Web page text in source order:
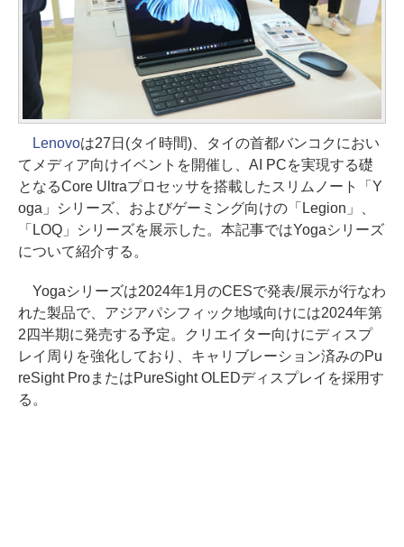
Lenovoは27日(タイ時間)、タイの首都バンコクにおい
てメディア向けイベントを開催し、AI PCを実現する礎
となるCore Ultraプロセッサを搭載したスリムノート「Y
oga」シリーズ、およびゲーミング向けの「Legion」、
「LOQ」シリーズを展示した。本記事ではYogaシリーズ
について紹介する。
Yogaシリーズは2024年1月のCESで発表/展示が行なわ
れた製品で、アジアパシフィック地域向けには2024年第
2四半期に発売する予定。クリエイター向けにディスプ
レイ周りを強化しており、キャリブレーション済みのPu
reSight ProまたはPureSight OLEDディスプレイを採用す
る。